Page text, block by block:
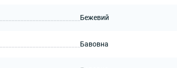
Бежевий
Бавовна